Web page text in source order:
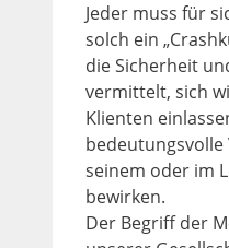
Jeder muss für
solch ein
die Sicherheit
vermittelt, sich
Klienten
seinem oder im
bewirken.
Der Begriff der